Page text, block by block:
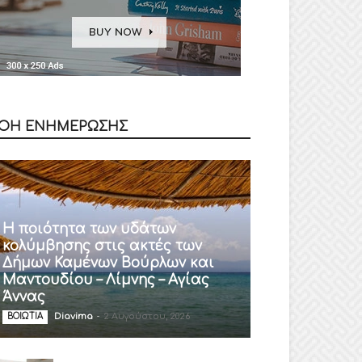
ΕΝΗΜΕΡΩΣΗΣ
Η ποιότητα των υδάτων
κολύμβησης στις ακτές των
Δήμων Καμένων Βούρλων και
Μαντουδίου – Λίμνης – Αγίας
Άννας
ΒΟΙΩΤΙΑ Diavima - 2 Αυγούστου, 2026